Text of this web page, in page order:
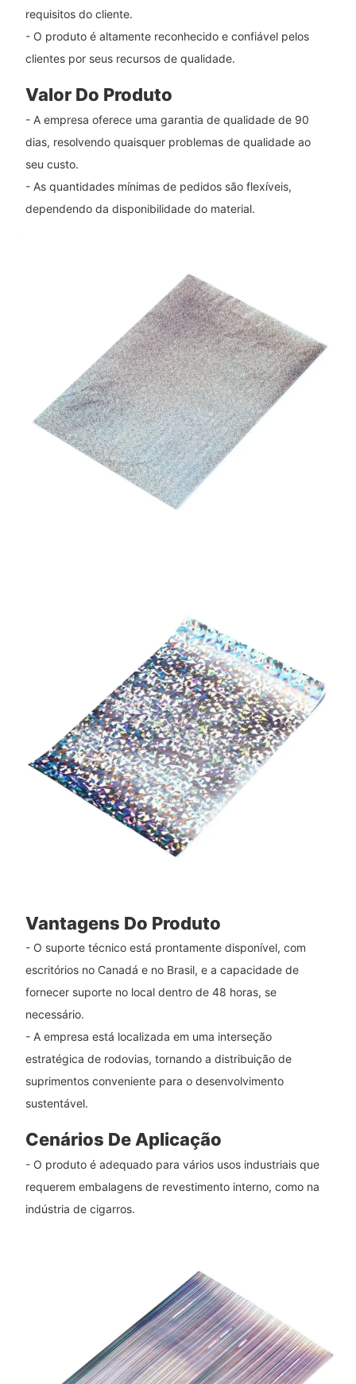
requisitos do cliente.
- O produto é altamente reconhecido e confiável pelos
clientes por seus recursos de qualidade.
Valor Do Produto
- A empresa oferece uma garantia de qualidade de 90
dias, resolvendo quaisquer problemas de qualidade ao
seu custo.
- As quantidades mínimas de pedidos são flexíveis,
dependendo da disponibilidade do material.
Vantagens Do Produto
- O suporte técnico está prontamente disponível, com
escritórios no Canadá e no Brasil, e a capacidade de
fornecer suporte no local dentro de 48 horas, se
necessário.
- A empresa está localizada em uma interseção
estratégica de rodovias, tornando a distribuição de
suprimentos conveniente para o desenvolvimento
sustentável.
Cenários De Aplicação
- O produto é adequado para vários usos industriais que
requerem embalagens de revestimento interno, como na
indústria de cigarros.